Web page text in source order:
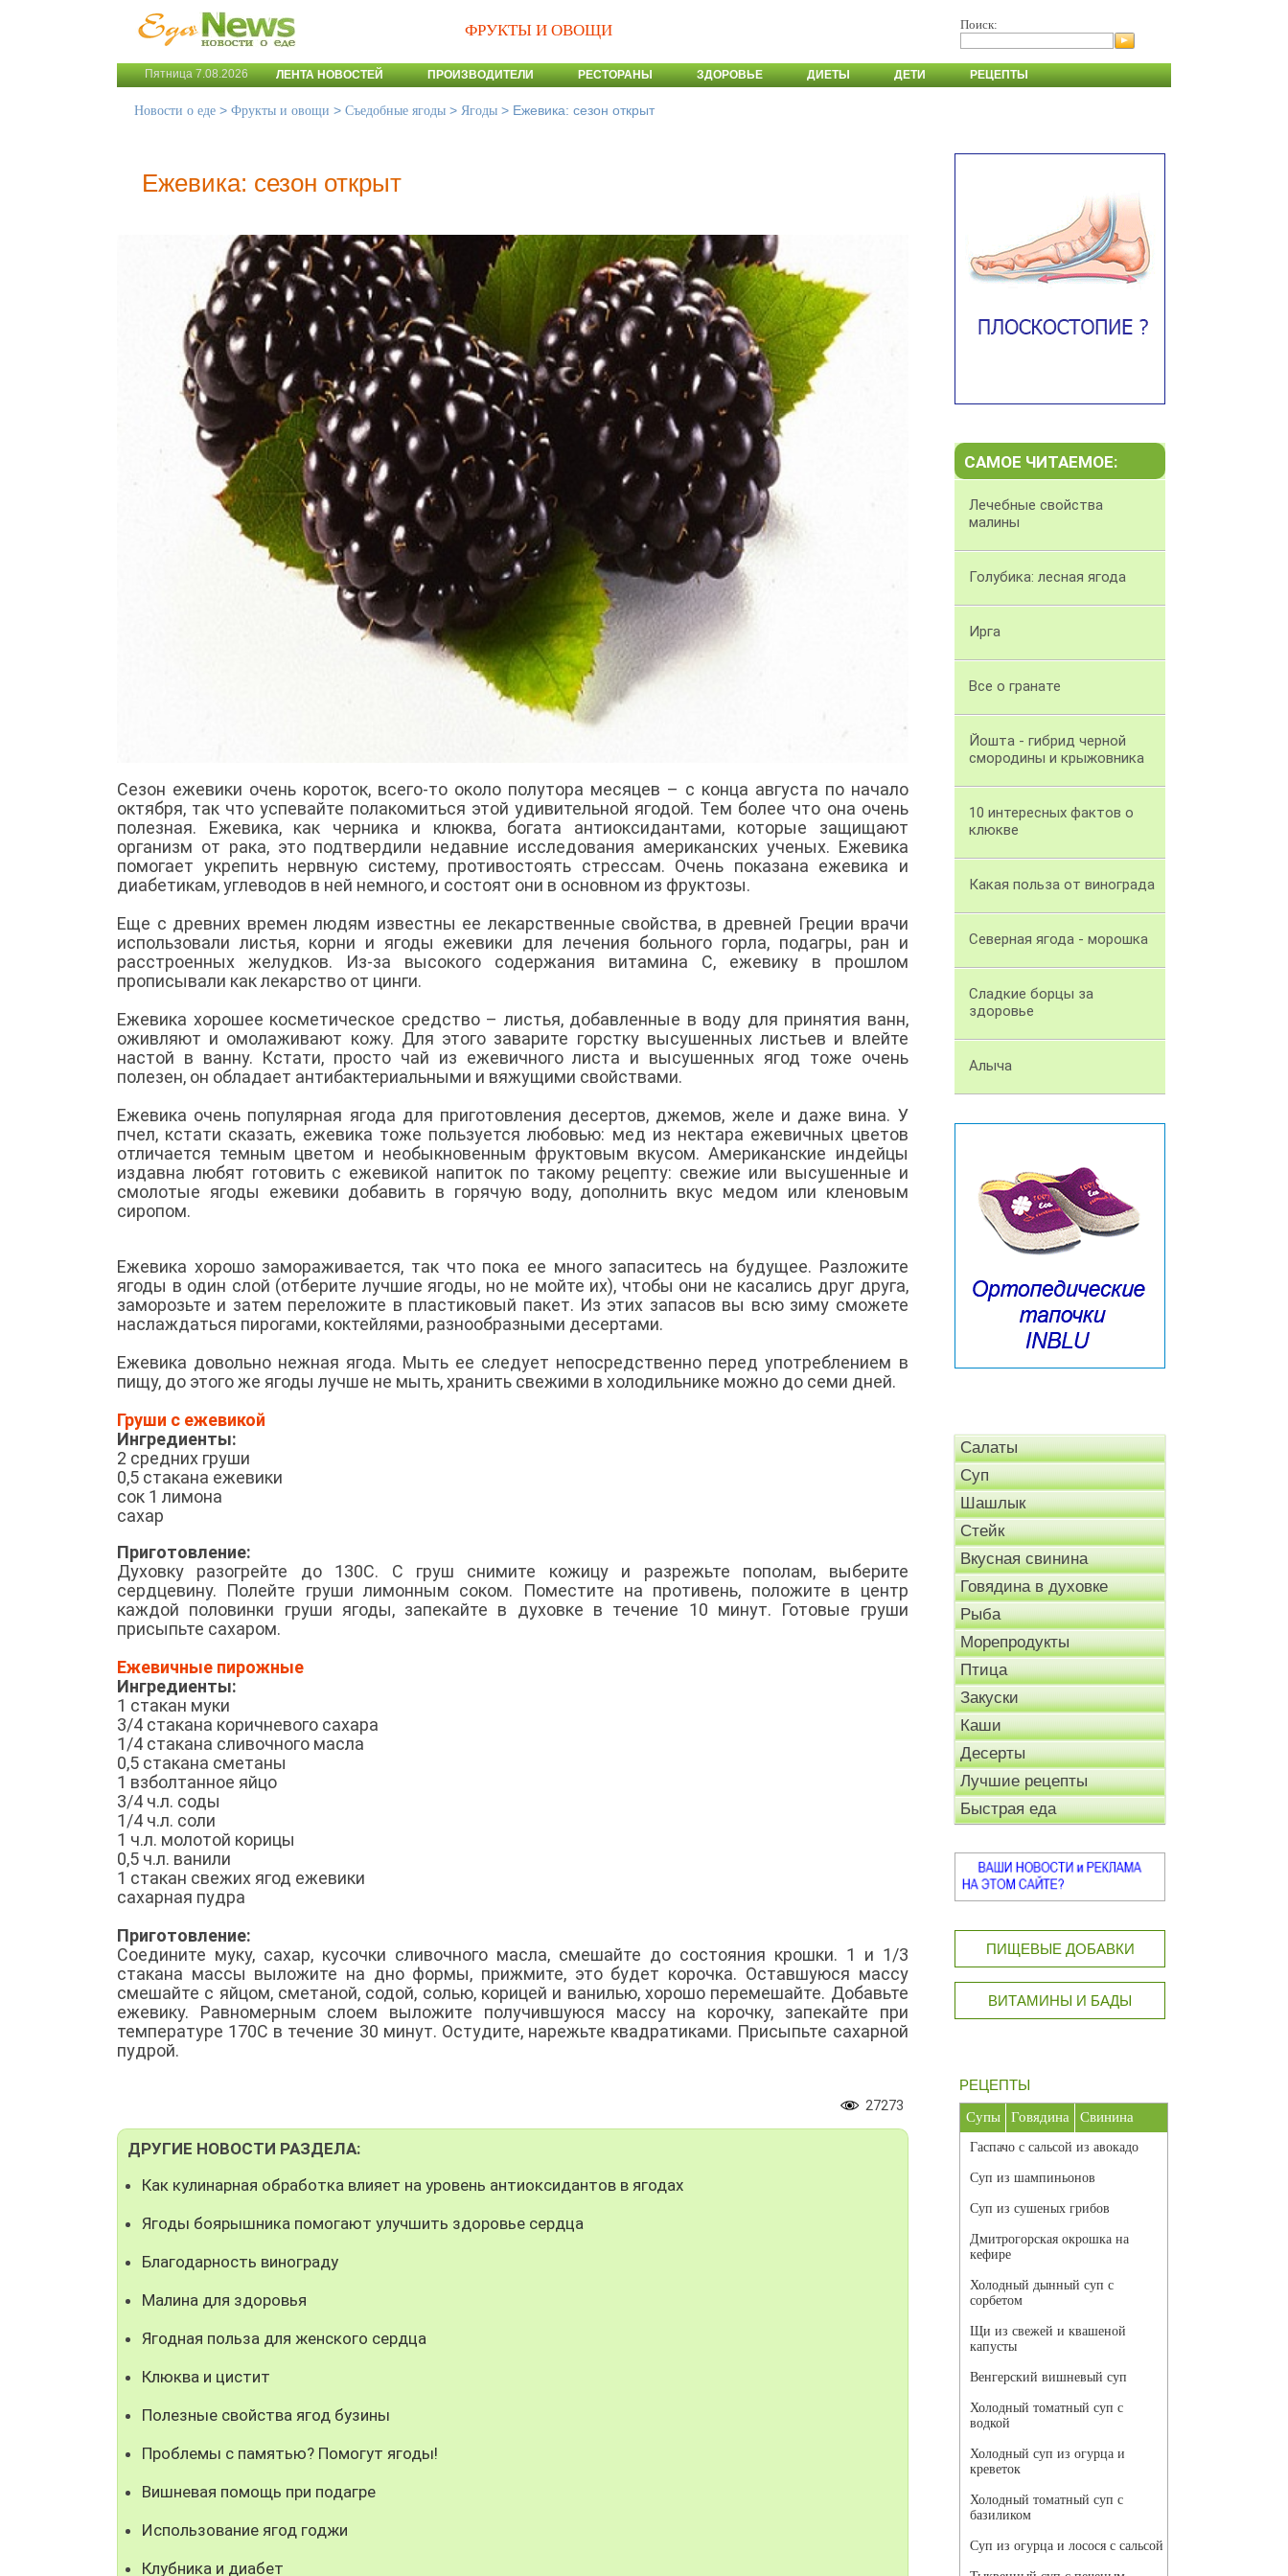
ФРУКТЫ И ОВОЩИ Поиск:
Пятница 7.08.2026 ЛЕНТА НОВОСТЕЙ ПРОИЗВОДИТЕЛИ РЕСТОРАНЫ ЗДОРОВЬЕ ДИЕТЫ ДЕТИ РЕЦЕПТЫ
Новости о еде > Фрукты и овощи > Съедобные ягоды > Ягоды > Ежевика: сезон открыт
Ежевика: сезон открыт
Сезон ежевики очень короток, всего-то около полутора месяцев – с конца августа по начало
октября, так что успевайте полакомиться этой удивительной ягодой. Тем более что она очень
полезная. Ежевика, как черника и клюква, богата антиоксидантами, которые защищают
организм от рака, это подтвердили недавние исследования американских ученых. Ежевика
помогает укрепить нервную систему, противостоять стрессам. Очень показана ежевика и
диабетикам, углеводов в ней немного, и состоят они в основном из фруктозы.
Еще с древних времен людям известны ее лекарственные свойства, в древней Греции врачи
использовали листья, корни и ягоды ежевики для лечения больного горла, подагры, ран и
расстроенных желудков. Из-за высокого содержания витамина С, ежевику в прошлом
прописывали как лекарство от цинги.
Ежевика хорошее косметическое средство – листья, добавленные в воду для принятия ванн,
оживляют и омолаживают кожу. Для этого заварите горстку высушенных листьев и влейте
настой в ванну. Кстати, просто чай из ежевичного листа и высушенных ягод тоже очень
полезен, он обладает антибактериальными и вяжущими свойствами.
Ежевика очень популярная ягода для приготовления десертов, джемов, желе и даже вина. У
пчел, кстати сказать, ежевика тоже пользуется любовью: мед из нектара ежевичных цветов
отличается темным цветом и необыкновенным фруктовым вкусом. Американские индейцы
издавна любят готовить с ежевикой напиток по такому рецепту: свежие или высушенные и
смолотые ягоды ежевики добавить в горячую воду, дополнить вкус медом или кленовым
сиропом.
Ежевика хорошо замораживается, так что пока ее много запаситесь на будущее. Разложите
ягоды в один слой (отберите лучшие ягоды, но не мойте их), чтобы они не касались друг друга,
заморозьте и затем переложите в пластиковый пакет. Из этих запасов вы всю зиму сможете
наслаждаться пирогами, коктейлями, разнообразными десертами.
Ежевика довольно нежная ягода. Мыть ее следует непосредственно перед употреблением в
пищу, до этого же ягоды лучше не мыть, хранить свежими в холодильнике можно до семи дней.
Груши с ежевикой
Ингредиенты:
2 средних груши
0,5 стакана ежевики
сок 1 лимона
сахар
Приготовление:
Духовку разогрейте до 130С. С груш снимите кожицу и разрежьте пополам, выберите
сердцевину. Полейте груши лимонным соком. Поместите на противень, положите в центр
каждой половинки груши ягоды, запекайте в духовке в течение 10 минут. Готовые груши
присыпьте сахаром.
Ежевичные пирожные
Ингредиенты:
1 стакан муки
3/4 стакана коричневого сахара
1/4 стакана сливочного масла
0,5 стакана сметаны
1 взболтанное яйцо
3/4 ч.л. соды
1/4 ч.л. соли
1 ч.л. молотой корицы
0,5 ч.л. ванили
1 стакан свежих ягод ежевики
сахарная пудра
Приготовление:
Соедините муку, сахар, кусочки сливочного масла, смешайте до состояния крошки. 1 и 1/3
стакана массы выложите на дно формы, прижмите, это будет корочка. Оставшуюся массу
смешайте с яйцом, сметаной, содой, солью, корицей и ванилью, хорошо перемешайте. Добавьте
ежевику. Равномерным слоем выложите получившуюся массу на корочку, запекайте при
температуре 170С в течение 30 минут. Остудите, нарежьте квадратиками. Присыпьте сахарной
пудрой.
27273
ДРУГИЕ НОВОСТИ РАЗДЕЛА:
Как кулинарная обработка влияет на уровень антиоксидантов в ягодах
Ягоды боярышника помогают улучшить здоровье сердца
Благодарность винограду
Малина для здоровья
Ягодная польза для женского сердца
Клюква и цистит
Полезные свойства ягод бузины
Проблемы с памятью? Помогут ягоды!
Вишневая помощь при подагре
Использование ягод годжи
Клубника и диабет
САМОЕ ЧИТАЕМОЕ:
Лечебные свойства
малины
Голубика: лесная ягода
Ирга
Все о гранате
Йошта - гибрид черной
смородины и крыжовника
10 интересных фактов о
клюкве
Какая польза от винограда
Северная ягода - морошка
Сладкие борцы за
здоровье
Алыча
Салаты
Суп
Шашлык
Стейк
Вкусная свинина
Говядина в духовке
Рыба
Морепродукты
Птица
Закуски
Каши
Десерты
Лучшие рецепты
Быстрая еда
ПИЩЕВЫЕ ДОБАВКИ
ВИТАМИНЫ И БАДЫ
РЕЦЕПТЫ
Супы Говядина Свинина
Гаспачо с сальсой из авокадо
Суп из шампиньонов
Суп из сушеных грибов
Дмитрогорская окрошка на
кефире
Холодный дынный суп с
сорбетом
Щи из свежей и квашеной
капусты
Венгерский вишневый суп
Холодный томатный суп с
водкой
Холодный суп из огурца и
креветок
Холодный томатный суп с
базиликом
Суп из огурца и лосося с сальсой